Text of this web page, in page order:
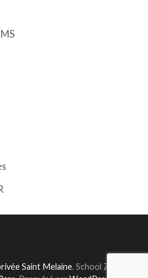
Saint Melaine. School Zone |